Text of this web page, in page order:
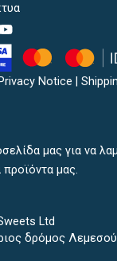
Y
o
u
t
u
Notice |
μας για να
προϊόντα μας.
Ltd
δρόμος